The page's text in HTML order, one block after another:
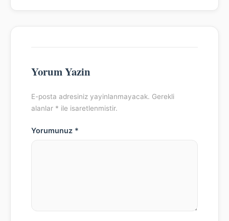
Yorum Yazin
E-posta adresiniz yayinlanmayacak. Gerekli
alanlar * ile isaretlenmistir.
Yorumunuz *